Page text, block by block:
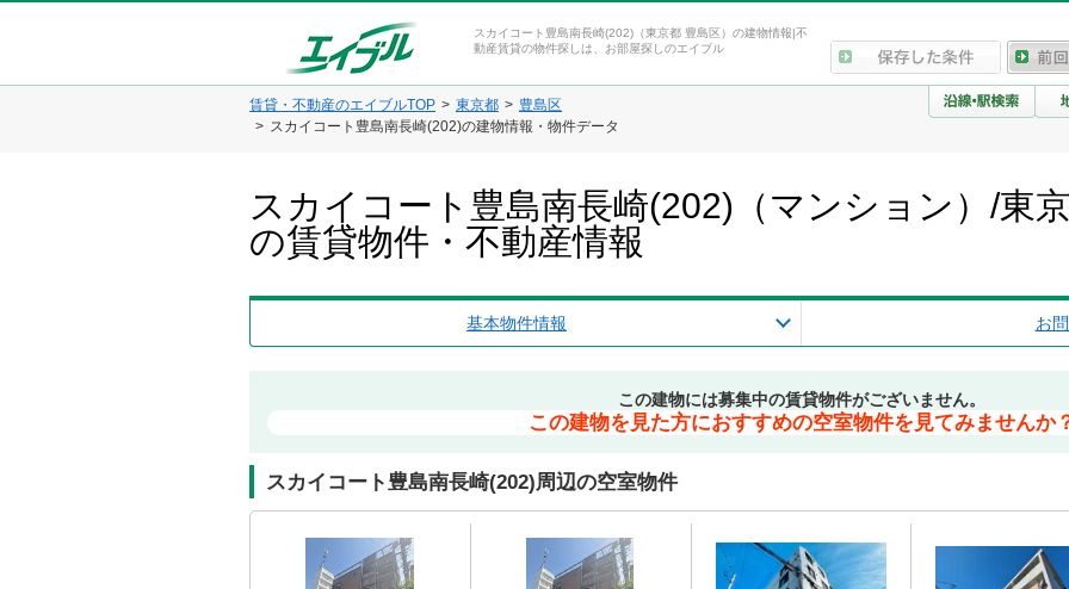
スカイコート豊島南長崎(202)（東京都 豊島区）の建物情報|不
動産賃貸の物件探しは、お部屋探しのエイブル
賃貸・不動産のエイブルTOP 東京都
豊島区
スカイコート豊島南長崎(202)の建物情報・物件データ
スカイコート豊島南長崎(202)（マンション）/東
の賃貸物件・不動産情報
基本物件情報 お
この建物には募集中の賃貸物件がございません。
この建物を見た方におすすめの空室物件を見てみませんか
スカイコート豊島南長崎(202)周辺の空室物件